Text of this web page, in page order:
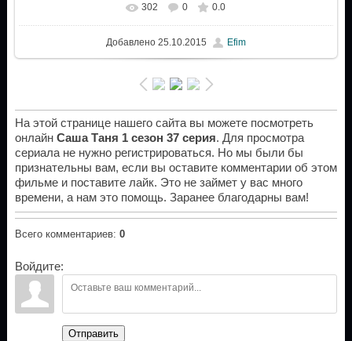
302 0 0.0
Добавлено25.10.2015 Efim
На этой странице нашего сайта вы можете посмотреть
онлайн Саша Таня 1 сезон 37 серия. Для просмотра
сериала не нужно регистрироваться. Но мы были бы
признательны вам, если вы оставите комментарии об этом
фильме и поставите лайк. Это не займет у вас много
времени, а нам это помощь. Заранее благодарны вам!
Всего комментариев: 0
Войдите:
Отправить